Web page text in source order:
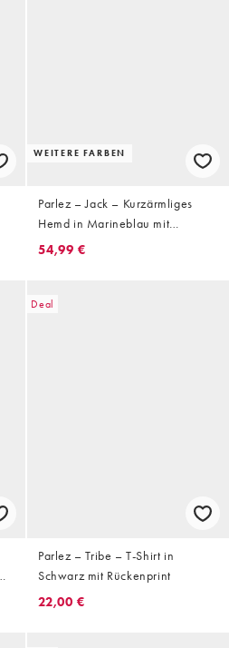
WEITERE FARBEN
Parlez – Jack – Kurzärmliges
Hemd in Marineblau mit
Rückenprint
54,99 €
Deal
Parlez – Tribe – T-Shirt in
Schwarz mit Rückenprint
22,00 €